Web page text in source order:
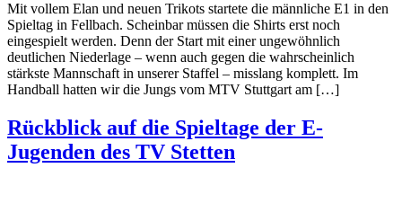
Mit vollem Elan und neuen Trikots startete die männliche E1 in den
Spieltag in Fellbach. Scheinbar müssen die Shirts erst noch
eingespielt werden. Denn der Start mit einer ungewöhnlich
deutlichen Niederlage – wenn auch gegen die wahrscheinlich
stärkste Mannschaft in unserer Staffel – misslang komplett. Im
Handball hatten wir die Jungs vom MTV Stuttgart am […]
Rückblick auf die Spieltage der E-
Jugenden des TV Stetten